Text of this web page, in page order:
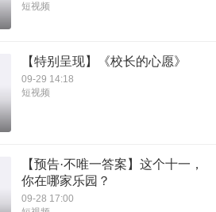
短视频
【特别呈现】《校长的心愿》
09-29 14:18
短视频
【预告·不唯一答案】这个十一，
你在哪家乐园？
09-28 17:00